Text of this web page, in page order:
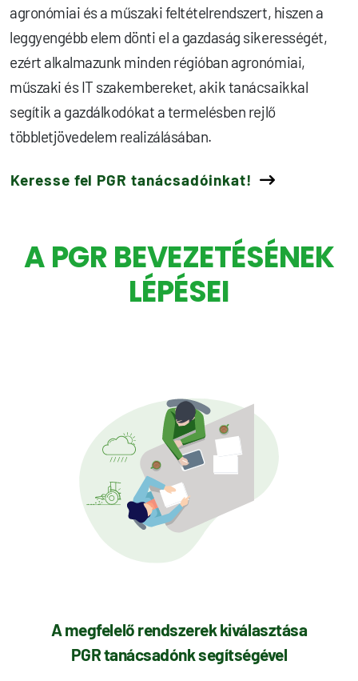
agronómiai és a műszaki feltételrendszert, hiszen a
leggyengébb elem dönti el a gazdaság sikerességét,
ezért alkalmazunk minden régióban agronómiai,
műszaki és IT szakembereket, akik tanácsaikkal
segítik a gazdálkodókat a termelésben rejlő
többletjövedelem realizálásában.
Keresse fel PGR tanácsadóinkat!
A PGR BEVEZETÉSÉNEK
LÉPÉSEI
A megfelelő rendszerek kiválasztása
PGR tanácsadónk segítségével